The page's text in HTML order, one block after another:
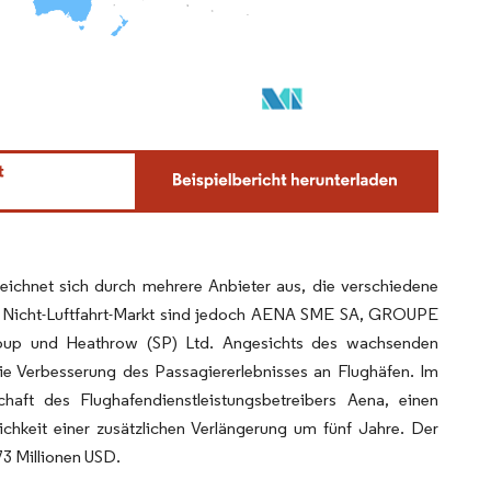
sich durch mehrere Anbieter aus, die verschiedene
Luftfahrt-Markt sind jedoch AENA SME SA, GROUPE
und Heathrow (SP) Ltd. Angesichts des wachsenden
des Passagiererlebnisses an Flughäfen. Im
des Flughafendienstleistungsbetreibers Aena, einen
einer zusätzlichen Verlängerung um fünf Jahre. Der
Millionen USD.